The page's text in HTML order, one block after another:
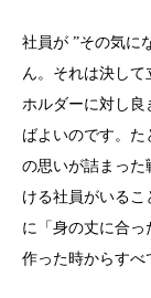
社員が ”その気に
ん。それは決し
ホルダーに対し
ばよいのです。
の思いが詰まった
ける社員がいる
に「身の丈に合っ
作った時からすべ